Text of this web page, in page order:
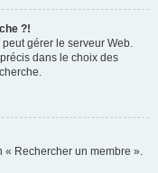
?!
gérer le serveur Web.
dans le choix des
« Rechercher un membre ».